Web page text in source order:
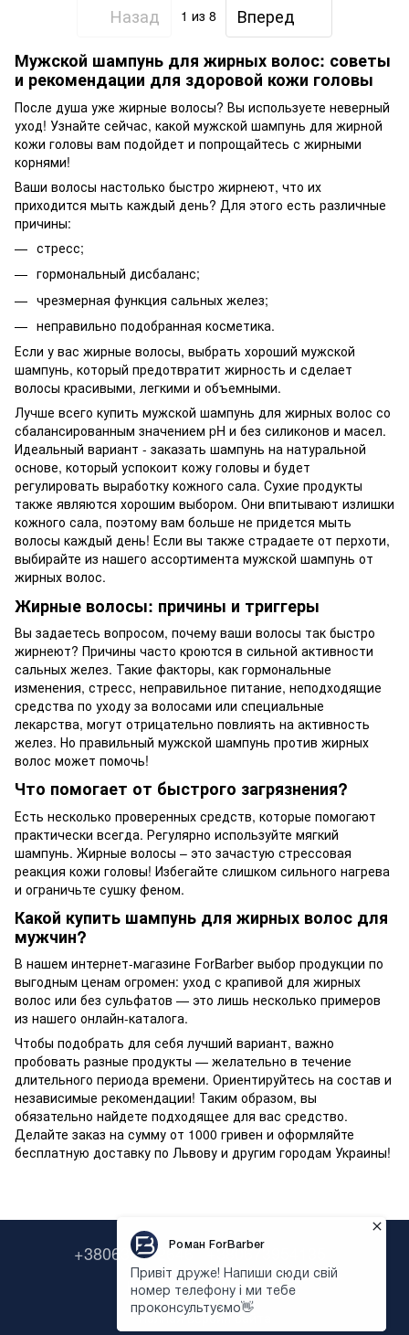
Назад 1 из 8
Вперед
Мужской шампунь для жирных волос: советы
и рекомендации для здоровой кожи головы
После душа уже жирные волосы? Вы используете неверный
уход! Узнайте сейчас, какой мужской шампунь для жирной
кожи головы вам подойдет и попрощайтесь с жирными
корнями!
Ваши волосы настолько быстро жирнеют, что их
приходится мыть каждый день? Для этого есть различные
причины:
стресс;
гормональный дисбаланс;
чрезмерная функция сальных желез;
неправильно подобранная косметика.
Если у вас жирные волосы, выбрать хороший мужской
шампунь, который предотвратит жирность и сделает
волосы красивыми, легкими и объемными.
Лучше всего купить мужской шампунь для жирных волос со
сбалансированным значением pH и без силиконов и масел.
Идеальный вариант - заказать шампунь на натуральной
основе, который успокоит кожу головы и будет
регулировать выработку кожного сала. Сухие продукты
также являются хорошим выбором. Они впитывают излишки
кожного сала, поэтому вам больше не придется мыть
волосы каждый день! Если вы также страдаете от перхоти,
выбирайте из нашего ассортимента мужской шампунь от
жирных волос.
Жирные волосы: причины и триггеры
Вы задаетесь вопросом, почему ваши волосы так быстро
жирнеют? Причины часто кроются в сильной активности
сальных желез. Такие факторы, как гормональные
изменения, стресс, неправильное питание, неподходящие
средства по уходу за волосами или специальные
лекарства, могут отрицательно повлиять на активность
желез. Но правильный мужской шампунь против жирных
волос может помочь!
Что помогает от быстрого загрязнения?
Есть несколько проверенных средств, которые помогают
практически всегда. Регулярно используйте мягкий
шампунь. Жирные волосы – это зачастую стрессовая
реакция кожи головы! Избегайте слишком сильного нагрева
и ограничьте сушку феном.
Какой купить шампунь для жирных волос для
мужчин?
В нашем интернет-магазине ForBarber выбор продукции по
выгодным ценам огромен: уход с крапивой для жирных
волос или без сульфатов — это лишь несколько примеров
из нашего онлайн-каталога.
Чтобы подобрать для себя лучший вариант, важно
пробовать разные продукты — желательно в течение
длительного периода времени. Ориентируйтесь на состав и
независимые рекомендации! Таким образом, вы
обязательно найдете подходящее для вас средство.
Делайте заказ на сумму от 1000 гривен и оформляйте
бесплатную доставку по Львову и другим городам Украины!
+380638322646 +380673954135
Контактная информация
Полная версия сайта